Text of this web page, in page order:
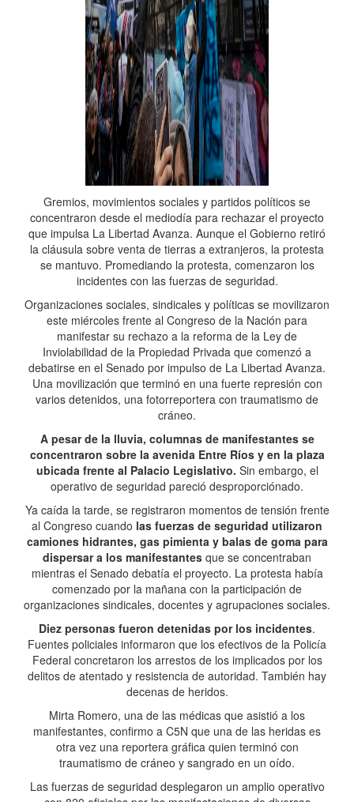
Gremios, movimientos sociales y partidos políticos se
concentraron desde el mediodía para rechazar el proyecto
que impulsa La Libertad Avanza. Aunque el Gobierno retiró
la cláusula sobre venta de tierras a extranjeros, la protesta
se mantuvo. Promediando la protesta, comenzaron los
incidentes con las fuerzas de seguridad.
Organizaciones sociales, sindicales y políticas se movilizaron
este miércoles frente al Congreso de la Nación para
manifestar su rechazo a la reforma de la Ley de
Inviolabilidad de la Propiedad Privada que comenzó a
debatirse en el Senado por impulso de La Libertad Avanza.
Una movilización que terminó en una fuerte represión con
varios detenidos, una fotorreportera con traumatismo de
cráneo.
A pesar de la lluvia, columnas de manifestantes se
concentraron sobre la avenida Entre Ríos y en la plaza
ubicada frente al Palacio Legislativo. Sin embargo, el
operativo de seguridad pareció desproporciónado.
Ya caída la tarde, se registraron momentos de tensión frente
al Congreso cuando las fuerzas de seguridad utilizaron
camiones hidrantes, gas pimienta y balas de goma para
dispersar a los manifestantes que se concentraban
mientras el Senado debatía el proyecto. La protesta había
comenzado por la mañana con la participación de
organizaciones sindicales, docentes y agrupaciones sociales.
Diez personas fueron detenidas por los incidentes.
Fuentes policiales informaron que los efectivos de la Policía
Federal concretaron los arrestos de los implicados por los
delitos de atentado y resistencia de autoridad. También hay
decenas de heridos.
Mirta Romero, una de las médicas que asistió a los
manifestantes, confirmo a C5N que una de las heridas es
otra vez una reportera gráfica quien terminó con
traumatismo de cráneo y sangrado en un oído.
Las fuerzas de seguridad desplegaron un amplio operativo